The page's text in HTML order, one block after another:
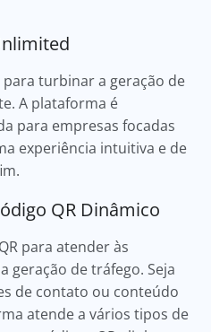
turbinar a geração de
A plataforma é
para empresas focadas
experiência intuitiva e de
QR Dinâmico
para atender às
geração de tráfego. Seja
de contato ou conteúdo
atende a vários tipos de